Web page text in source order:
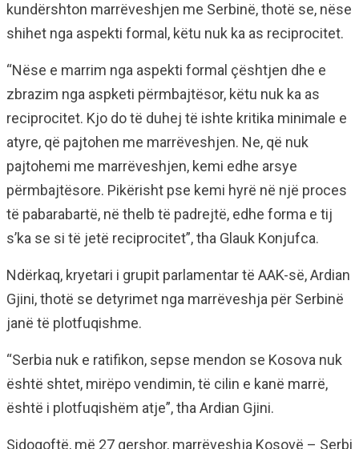
kundërshton marrëveshjen me Serbinë, thotë se, nëse
shihet nga aspekti formal, këtu nuk ka as reciprocitet.
“Nëse e marrim nga aspekti formal çështjen dhe e
zbrazim nga aspketi përmbajtësor, këtu nuk ka as
reciprocitet. Kjo do të duhej të ishte kritika minimale e
atyre, që pajtohen me marrëveshjen. Ne, që nuk
pajtohemi me marrëveshjen, kemi edhe arsye
përmbajtësore. Pikërisht pse kemi hyrë në një proces
të pabarabartë, në thelb të padrejtë, edhe forma e tij
s’ka se si të jetë reciprocitet”, tha Glauk Konjufca.
Ndërkaq, kryetari i grupit parlamentar të AAK-së, Ardian
Gjini, thotë se detyrimet nga marrëveshja për Serbinë
janë të plotfuqishme.
“Serbia nuk e ratifikon, sepse mendon se Kosova nuk
është shtet, mirëpo vendimin, të cilin e kanë marrë,
është i plotfuqishëm atje”, tha Ardian Gjini.
Sidoqoftë, më 27 qershor, marrëveshja Kosovë – Serbi